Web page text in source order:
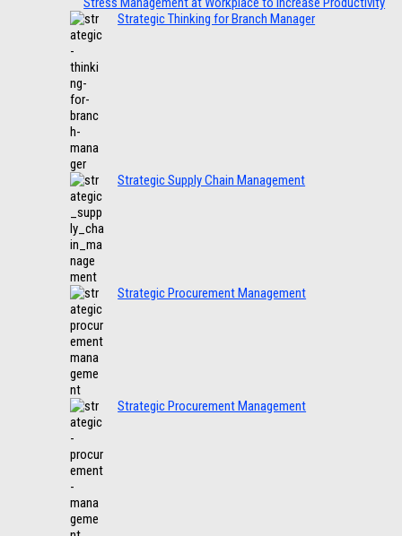
Strategic Thinking for Branch Manager
Strategic Supply Chain Management
Strategic Procurement Management
Strategic Procurement Management